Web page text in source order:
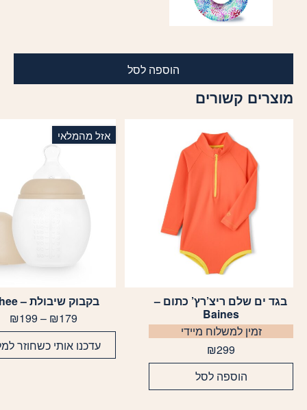
הוספה לסל
מוצרים קשורים
בגד ים שלם ריצ’רץ’ כתום –
Baines
זמין למשלוח מיידי
₪299
הוספה לסל
למוצר
סוגים.
אזל מהמלאי
בקבוק שיבולת – Elhee
₪179
–
₪199
עדכנו אותי כשחוזר
למוצר
יש
מספר